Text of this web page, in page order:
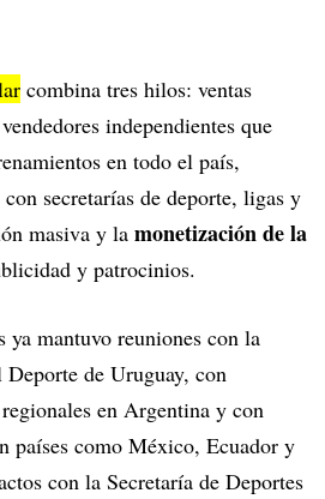
combina tres hilos: ventas
independientes que
en todo el país,
secretarías de deporte, ligas y
masiva y la monetización de la
y patrocinios.
ya mantuvo reuniones con la
de Uruguay, con
en Argentina y con
países como México, Ecuador y
con la Secretaría de Deportes